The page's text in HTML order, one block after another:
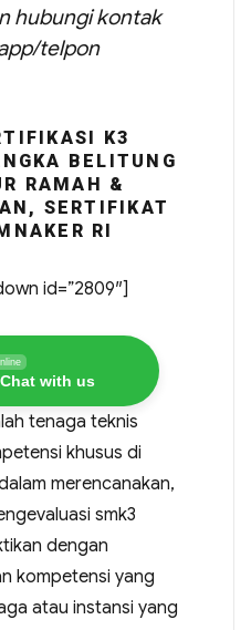
hubungi kontak
telpon
K3
BELITUNG
RAMAH &
SERTIFIKAT
RI
id=”2809″]
with us
tenaga teknis
khusus di
merencanakan,
smk3
dengan
kompetensi yang
atau instansi yang